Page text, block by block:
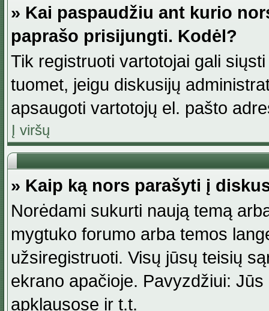
» Kai paspaudžiu ant kurio
paprašo prisijungti. Kodėl?
Tik registruoti vartotojai gali
tuomet, jeigu diskusijų
apsaugoti vartotojų el. pašto
Į viršų
» Kaip ką nors parašyti į
Norėdami sukurti naują temą
mygtuko forumo arba temos
užsiregistruoti. Visų jūsų teisių
ekrano apačioje. Pavyzdžiui:
apklausose ir t.t.